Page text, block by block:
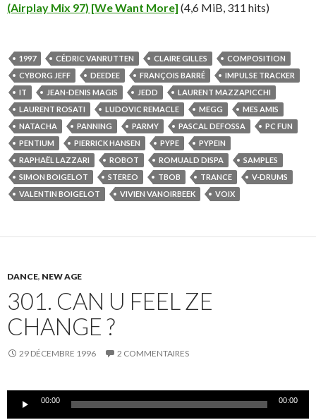
(Airplay Mix 97) [We Want More] (4,6 MiB, 311 hits)
1997 CÉDRIC VANRUTTEN CLAIRE GILLES
COMPOSITION
CYBORG JEFF
DEEDEE FRANÇOIS BARRÉ
IMPULSE TRACKER
IT
JEAN-DENIS MAGIS JEDD
LAURENT MAZZAPICCHI
LAURENT ROSATI
LUDOVIC REMACLE MEGG
MES AMIS
NATACHA
PANNING PARMY PASCAL DEFOSSA
PC FUN
PENTIUM
PIERRICK HANSEN PYPE
PYPEIN
RAPHAËL LAZZARI
ROBOT ROMUALD DISPA
SAMPLES
SIMON BOIGELOT
STEREO TBOB TRANCE
V-DRUMS
VALENTIN BOIGELOT
VIVIEN VANOIRBEEK VOIX
DANCE, NEW AGE
301. CAN U FEEL ZE
CHANGE ?
29 DÉCEMBRE 1996 2 COMMENTAIRES
Lecteur00:00 00:00